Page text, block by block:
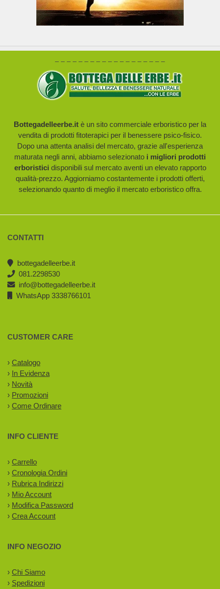
– – – – – – – – – – – – – – – – – – –
Bottegadelleerbe.it è un sito commerciale erboristico per la
vendita di prodotti fitoterapici per il benessere psico-fisico.
Dopo una attenta analisi del mercato, grazie all'esperienza
maturata negli anni, abbiamo selezionato i migliori prodotti
erboristici disponibili sul mercato aventi un elevato rapporto
qualità-prezzo. Aggiorniamo costantemente i prodotti offerti,
selezionando quanto di meglio il mercato erboristico offra.
CONTATTI
bottegadelleerbe.it
081.2298530
info@bottegadelleerbe.it
WhatsApp 3338766101
CUSTOMER CARE
› Catalogo
› In Evidenza
› Novità
› Promozioni
› Come Ordinare
INFO CLIENTE
› Carrello
› Cronologia Ordini
› Rubrica Indirizzi
› Mio Account
› Modifica Password
› Crea Account
INFO NEGOZIO
› Chi Siamo
› Spedizioni